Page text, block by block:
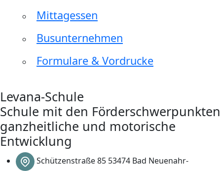
Mittagessen
Busunternehmen
Formulare & Vordrucke
Levana-Schule
Schule mit den Förderschwerpunkten
ganzheitliche und motorische
Entwicklung
Schützenstraße 85 53474 Bad Neuenahr-